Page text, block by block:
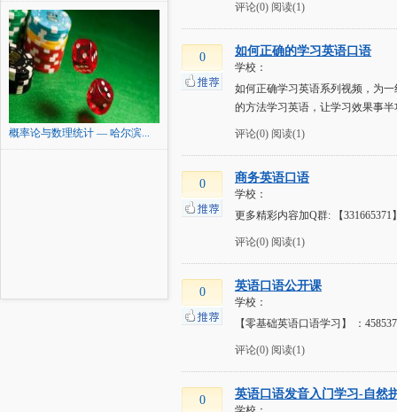
概率论与数理统计 — 哈尔滨...
评论(0) 阅读(1)
0 如何正确的学习英语口语
学校：
如何正确学习英语系列视频，为
的方法学习英语，让学习效果事
评论(0) 阅读(1)
0 商务英语口语
学校：
更多精彩内容加Q群: 【
评论(0) 阅读(1)
0 英语口语公开课
学校：
【零基础英语口语学习】 ：
评论(0) 阅读(1)
0 英语口语发音入门学习-自然